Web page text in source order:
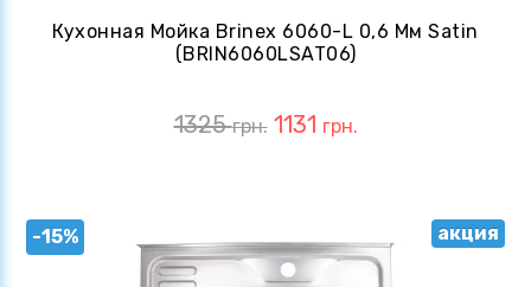
Кухонная Мойка Brinex 6060-L 0,6 Мм Satin
(BRIN6060LSAT06)
1325грн. 1131 грн.
-15% акция